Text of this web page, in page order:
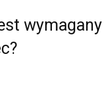
wymagany